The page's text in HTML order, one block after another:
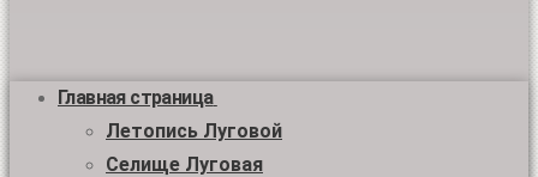
Главная страница
Летопись Луговой
Селище Луговая